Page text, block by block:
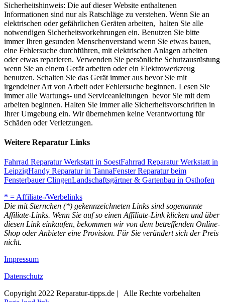
Sicherheitshinweis: Die auf dieser Website enthaltenen
Informationen sind nur als Ratschläge zu verstehen. Wenn Sie an
elektrischen oder gefährlichen Geräten arbeiten, halten Sie alle
notwendigen Sicherheitsvorkehrungen ein. Benutzen Sie bitte
immer Ihren gesunden Menschenverstand wenn Sie etwas bauen,
eine Fehlersuche durchführen, mit elektrischen Anlagen arbeiten
oder etwas reparieren. Verwenden Sie persönliche Schutzausrüstung
wenn Sie an einem Gerät arbeiten oder ein Elektrowerkzeug
benutzen. Schalten Sie das Gerät immer aus bevor Sie mit
irgendeiner Art von Arbeit oder Fehlersuche beginnen. Lesen Sie
immer alle Wartungs- und Serviceanleitungen bevor Sie mit dem
arbeiten beginnen. Halten Sie immer alle Sicherheitsvorschriften in
Ihrer Umgebung ein. Wir übernehmen keine Verantwortung für
Schäden oder Verletzungen.
Weitere Reparatur Links
Fahrrad Reparatur Werkstatt in SoestFahrrad Reparatur Werkstatt in
LeipzigHandy Reparatur in TannaFenster Reparatur beim
Fensterbauer ClingenLandschaftsgärtner & Gartenbau in Osthofen
* = Affiliate-/Werbelinks
Die mit Sternchen (*) gekennzeichneten Links sind sogenannte
Affiliate-Links. Wenn Sie auf so einen Affiliate-Link klicken und über
diesen Link einkaufen, bekommen wir von dem betreffenden Online-
Shop oder Anbieter eine Provision. Für Sie verändert sich der Preis
nicht.
Impressum
Datenschutz
Copyright 2022 Reparatur-tipps.de | Alle Rechte vorbehalten